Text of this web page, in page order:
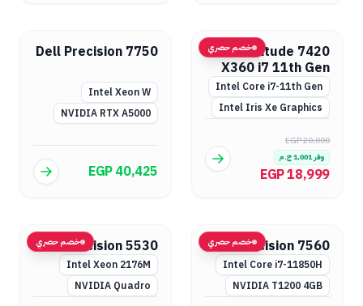
خصم حصري
Dell Latitude 7420
X360 i7 11th Gen
Intel Core i7-11th Gen
Intel Iris Xe Graphics
EGP 20,000
وفر1,001ج.م
EGP 18,999
Dell Precision 7750
Intel Xeon W
NVIDIA RTX A5000
EGP 40,425
خصم حصري
Dell Precision 7560
Intel Core i7-11850H
NVIDIA T1200 4GB
خصم حصري
Dell Precision 5530
Intel Xeon 2176M
NVIDIA Quadro